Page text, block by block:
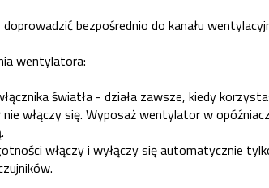
bezpośrednio do kanału
wentylatora:
światła - działa zawsze, kiedy
włączy się. Wyposaż wentylator w
włączy i wyłączy się automatycznie